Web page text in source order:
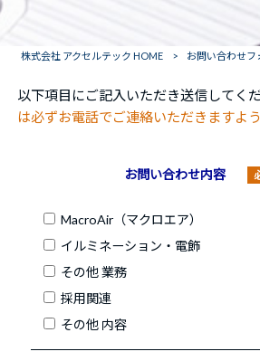
株式会社 アクセルテック HOME > お問い合わせフ
以下項目にご記入いただき送信してく
は必ずお電話でご連絡いただきますよ
お問い合わせ内容
MacroAir（マクロエア）
イルミネーション・電飾
その他 業務
採用関連
その他 内容